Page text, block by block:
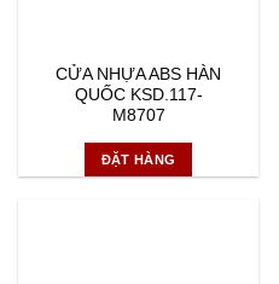
CỬA NHỰA ABS HÀN
QUỐC KSD.117-
M8707
ĐẶT HÀNG